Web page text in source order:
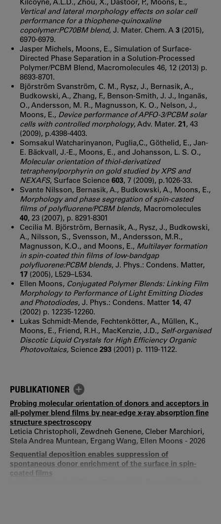
Vertical and lateral morphology effects on solar cell
performance for a thiophene-quinoxaline
copolymer:PC70BM blend, J. Mater. Chem. A 3 (2015),
6970-6979.
Jasper Michels, Moons, E., Simulation of Surface-
Directed Phase Separation in a Solution-Processed
Polymer/PCBM Blend, Macromolecules 46, 12 (2013) p.
8693-8701.
Björström Svanström, C. M., Rysz, J., Bernasik, A.,
Budkowski, A., Zhang, F., Benson-Smith, J. J., Inganäs,
O., Andersson, M. R., Magnusson, K. O., Nelson, J.,
Moons, E., Device performance of APFO-3/PCBM solar
cells with controlled morphology, Adv. Mater. 21, 43
(2009), p.4398-4403.
Somsakul Watcharinyanon, Puglia,C., Göthelid, E., Jan-
E. Bäckvall, J.-E., Moons, E., and Johansson, L. S. O.,
Molecular orientation of thiol-derivatized
tetraphenylporphyrin on gold studied by XPS and
NEXAFS, Surface Science 603, 7 (2009), p.1026-33.
Svante Nilsson, Bernasik, A., Budkowski, A., Moons, E.,
Morphology and phase segregation of spin-casted
films of polyfluorene/PCBM blends, Macromolecules
40, 23 (2007), p. 8291-8301
Cecilia M. Björström, Bernasik, A., Rysz, J., Budkowski,
A., Nilsson, S., Svensson, M., Andersson, M.R.,
Magnusson, K.O., and Moons, E., Multilayer formation
in spin-coated thin films of low-bandgap
polyfluorene:PCBM blends, J. Phys.: Condens. Matter,
17 (2005), L529–L534.
Ellen Moons, Conjugated Polymer Blends: Linking Film
Morphology to Performance of Light Emitting Diodes
and Photodiodes, J. Phys.: Condens. Matter 14, 47
(2002) p. 12235-12260.
Lukas Schmidt-Mende, Fechtenkötter, A., Müllen, K.,
Moons, E., Friend, R.H., MacKenzie, J.D., Self-organised
Discotic Liquid Crystals for High Efficiency Organic
Photovoltaics, Science 293 (2001) p. 1119-1122.
PUBLIKATIONER
Probing molecular orientation of donors and acceptors in
all-polymer blend films by near-edge x-ray absorption fine
structure spectroscopy
Leticia Christopholi, Zewdneh Genene, Cleber Marchiori,
Stela Andrea Muntean, Ergang Wang, Ellen Moons - 2026
Sequential deposition enables suppression of
spontaneous donor enrichment of the surface in spin-
coated films